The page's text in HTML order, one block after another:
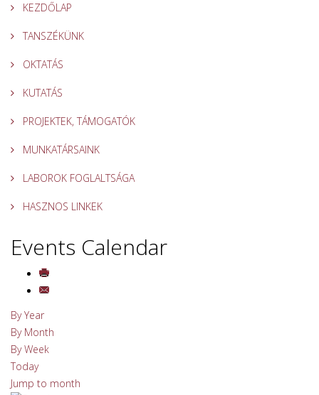
KEZDŐLAP
TANSZÉKÜNK
OKTATÁS
KUTATÁS
PROJEKTEK, TÁMOGATÓK
MUNKATÁRSAINK
LABOROK FOGLALTSÁGA
HASZNOS LINKEK
Events Calendar
By Year
By Month
By Week
Today
Jump to month